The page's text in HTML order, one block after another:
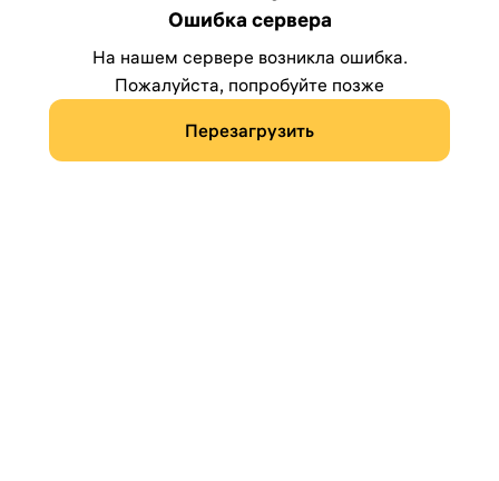
Ошибка сервера
На нашем сервере возникла ошибка.
Пожалуйста, попробуйте позже
Перезагрузить